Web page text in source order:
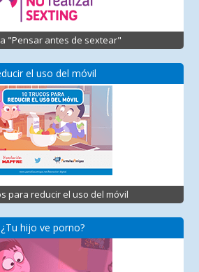
"Pensar antes de sextear"
el uso del móvil
para reducir el uso del móvil
¿Tu hijo ve porno?